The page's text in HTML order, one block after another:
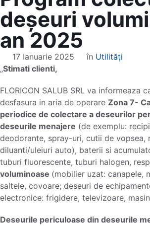
deșeuri
an 2025
17 Ianuarie 2025 în Utilități
„Stimati clienti,
FLORICON SALUB SRL va informeaza
desfasura in aria de operare Zona 7-
periodice de colectare a deseurilor
deseurile menajere (de exemplu:
deodorante, spray-uri, cutii de vopsea,
diluanti/uleiuri auto), baterii si
tuburi fluorescente, tuburi halogen,
voluminoase (mobilier uzat: canapele,
saltele, covoare; deseuri de
electronice: frigidere, televizoare,
Deseurile periculoase din deseurile